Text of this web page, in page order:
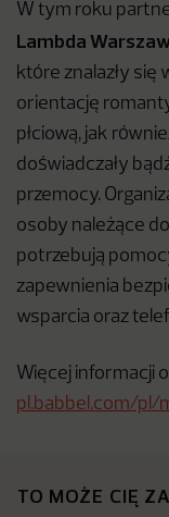
W tym roku
Lambda
które znalazły się
orientację
płciową, jak
doświadczały
przemocy.
osoby należące
potrzebują
zapewnienia
wsparcia oraz
Więcej informacji
pl.babbel.com/pl/
TO MOŻE CIĘ